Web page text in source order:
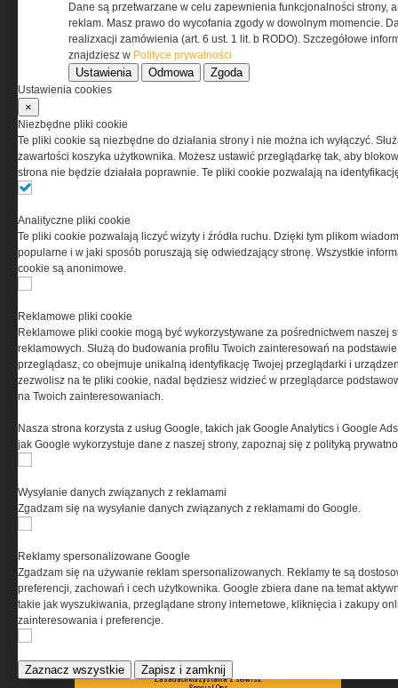
Regulamin określa zasady korzystania z portalu
www.special-ops.pl
Korzystanie z portalu jest równoznaczne
z zaakceptowaniem warunków ustanowionych
odpowiedzialnością Spółka komandytowa, nr KRS:
0000537655, NIP 1132860378, REGON 146393437
(zwana dalej Grupa MEDIUM) w postaci Regulaminu.
Ta witryna wykorzystuje pliki cookies do przechowywania
informacji na Twoim komputerze. Pliki cookies stosujemy
w celu świadczenia usług na najwyższym poziomie,
w tym w sposób dostosowany do indywidualnych potrzeb.
Korzystanie z witryny bez zmiany ustawień dotyczących
urządzeniu końcowym. W każdym momencie możesz
dokonać zmiany ustawień przeglądarki dotyczących
prywatnościorazinformacją o cookies
rozpowszechnianie artykułów zabronione. Korzystanie z serwisu i
zamieszczonych w nim utworów i danych wyłącznie na zasadach określonych w
Zasadach korzystania z serwisu.
Dane są przetwarzane w celu zapewnienia funkcjonalności strony,
reklam. Masz prawo do wycofania zgody w dowolnym momencie.
realizxacji zamówienia (art. 6 ust. 1 lit. b RODO). Szczegółowe
znajdziesz w Polityce prywatności
Ustawienia Odmowa Zgoda
Ustawienia cookies
×
Niezbędne pliki cookie
Te pliki cookie są niezbędne do działania strony i nie można ich wyłączyć.
zawartości koszyka użytkownika. Możesz ustawić przeglądarkę tak, aby
strona nie będzie działała poprawnie. Te pliki cookie pozwalają na
Analityczne pliki cookie
Te pliki cookie pozwalają liczyć wizyty i źródła ruchu. Dzięki tym plikom
popularne i w jaki sposób poruszają się odwiedzający stronę. Wszystkie
cookie są anonimowe.
Reklamowe pliki cookie
Reklamowe pliki cookie mogą być wykorzystywane za pośrednictwem naszej
reklamowych. Służą do budowania profilu Twoich zainteresowań na
przeglądasz, co obejmuje unikalną identyfikację Twojej przeglądarki i
zezwolisz na te pliki cookie, nadal będziesz widzieć w przeglądarce
na Twoich zainteresowaniach.
Nasza strona korzysta z usług Google, takich jak Google Analytics i Google
jak Google wykorzystuje dane z naszej strony, zapoznaj się z polityką
Wysyłanie danych związanych z reklamami
Zgadzam się na wysyłanie danych związanych z reklamami do Google.
Reklamy spersonalizowane Google
Zgadzam się na używanie reklam spersonalizowanych. Reklamy te są
preferencji, zachowań i cech użytkownika. Google zbiera dane na temat
takie jak wyszukiwania, przeglądane strony internetowe, kliknięcia i zakupy
zainteresowania i preferencje.
Zaznacz wszystkie Zapisz i zamknij